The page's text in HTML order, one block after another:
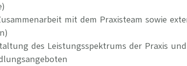
mit dem Praxisteam sowie
des Leistungsspektrums der Praxis